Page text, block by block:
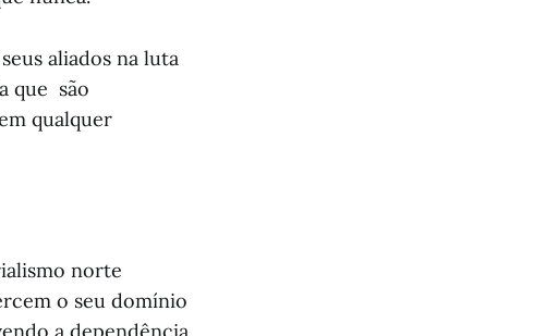
aliados na luta
que são
qualquer
norte
o seu domínio
a dependência